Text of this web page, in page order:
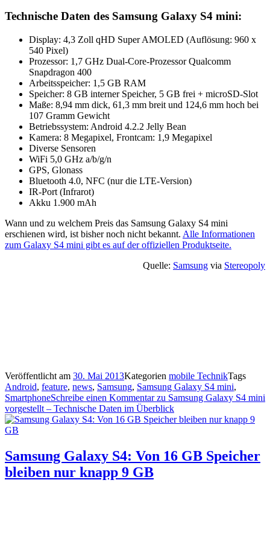
Technische Daten des Samsung Galaxy S4 mini:
Display: 4,3 Zoll qHD Super AMOLED (Auflösung: 960 x
540 Pixel)
Prozessor: 1,7 GHz Dual-Core-Prozessor Qualcomm
Snapdragon 400
Arbeitsspeicher: 1,5 GB RAM
Speicher: 8 GB interner Speicher, 5 GB frei + microSD-Slot
Maße: 8,94 mm dick, 61,3 mm breit und 124,6 mm hoch bei
107 Gramm Gewicht
Betriebssystem: Android 4.2.2 Jelly Bean
Kamera: 8 Megapixel, Frontcam: 1,9 Megapixel
Diverse Sensoren
WiFi 5,0 GHz a/b/g/n
GPS, Glonass
Bluetooth 4.0, NFC (nur die LTE-Version)
IR-Port (Infrarot)
Akku 1.900 mAh
Wann und zu welchem Preis das Samsung Galaxy S4 mini
erschienen wird, ist bisher noch nicht bekannt. Alle Informationen
zum Galaxy S4 mini gibt es auf der offiziellen Produktseite.
Quelle: Samsung via Stereopoly
Veröffentlicht am 30. Mai 2013Kategorien mobile TechnikTags
Android, feature, news, Samsung, Samsung Galaxy S4 mini,
SmartphoneSchreibe einen Kommentarzu Samsung Galaxy S4 mini
vorgestellt – Technische Daten im Überblick
Samsung Galaxy S4: Von 16 GB Speicher
bleiben nur knapp 9 GB